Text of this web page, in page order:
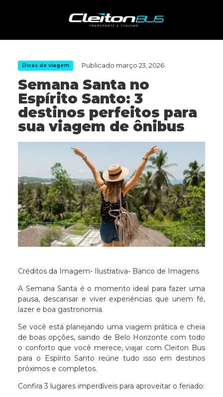
Dicas de viagem Publicado março 23, 2026
Semana Santa no
Espírito Santo: 3
destinos perfeitos para
sua viagem de ônibus
Créditos da Imagem- Ilustrativa- Banco de Imagens
A Semana Santa é o momento ideal para fazer uma
pausa, descansar e viver experiências que unem fé,
lazer e boa gastronomia.
Se você está planejando uma viagem prática e cheia
de boas opções, saindo de Belo Horizonte com todo
o conforto que você merece, viajar com Cleiton Bus
para o Espírito Santo reúne tudo isso em destinos
próximos e completos.
Confira 3 lugares imperdíveis para aproveitar o feriado: